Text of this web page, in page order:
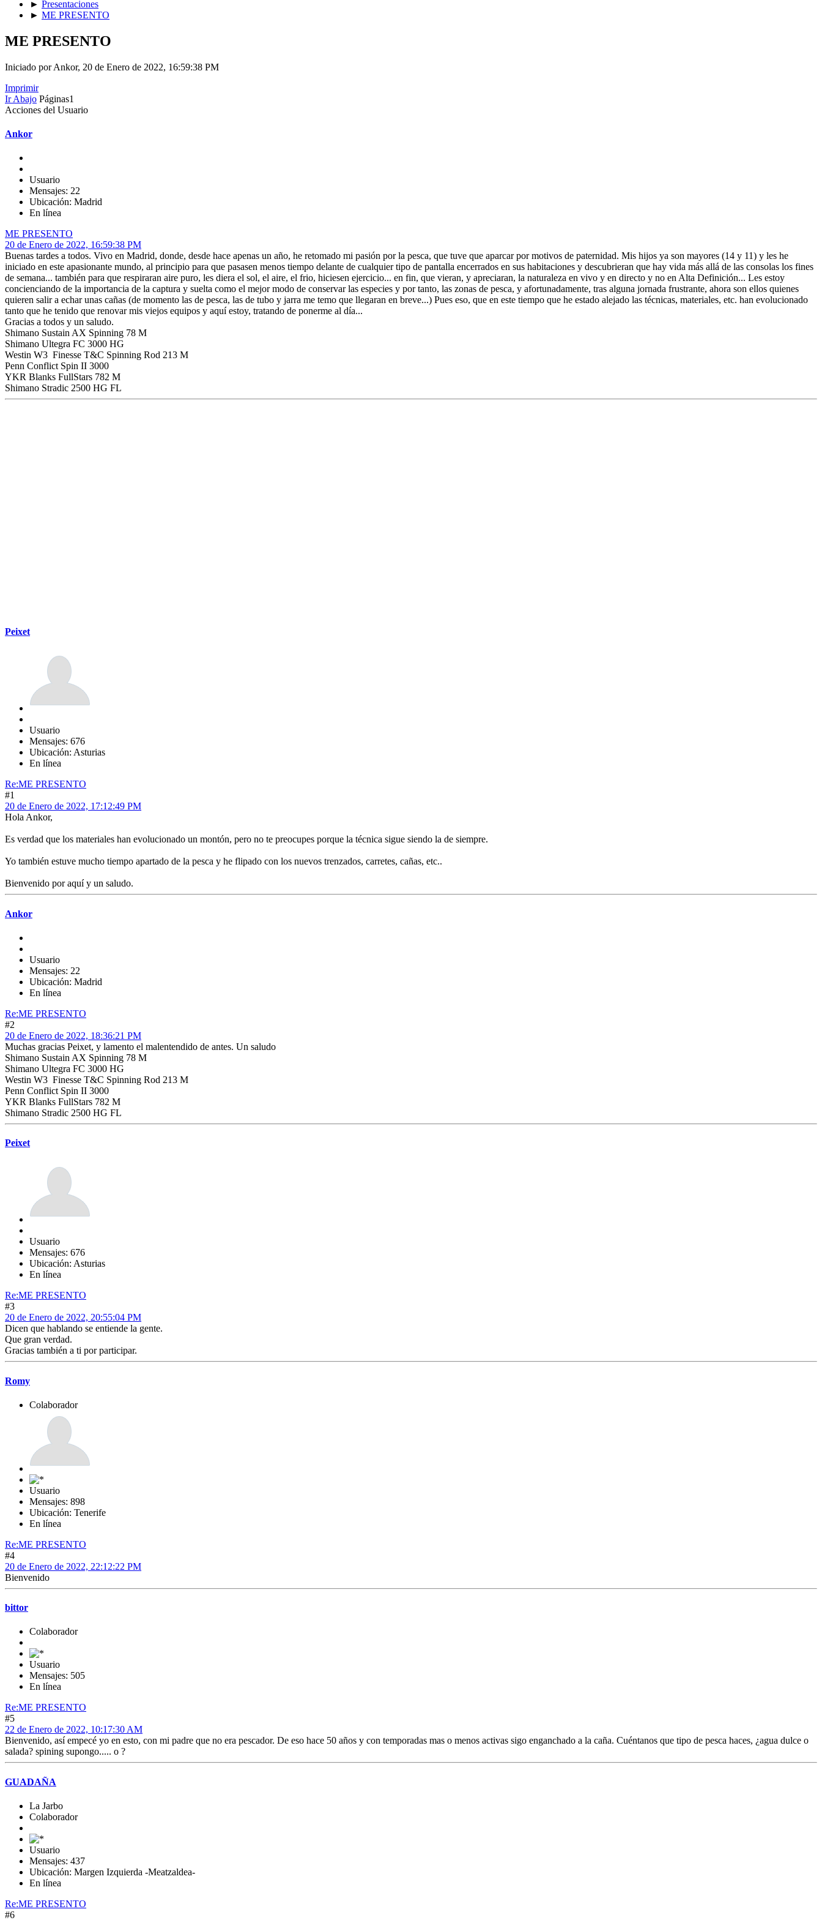
► Presentaciones
► ME PRESENTO
ME PRESENTO
Iniciado por Ankor, 20 de Enero de 2022, 16:59:38 PM
Imprimir
Ir Abajo Páginas1
Acciones del Usuario
Ankor
Usuario
Mensajes: 22
Ubicación: Madrid
En línea
ME PRESENTO
20 de Enero de 2022, 16:59:38 PM
Buenas tardes a todos. Vivo en Madrid, donde, desde hace apenas un año, he retomado mi pasión por la pesca, que tuve que aparcar por motivos de paternidad. Mis hijos ya son mayores (14 y 11) y les he
iniciado en este apasionante mundo, al principio para que pasasen menos tiempo delante de cualquier tipo de pantalla encerrados en sus habitaciones y descubrieran que hay vida más allá de las consolas los fines
de semana... también para que respiraran aire puro, les diera el sol, el aire, el frio, hiciesen ejercicio... en fin, que vieran, y apreciaran, la naturaleza en vivo y en directo y no en Alta Definición... Les estoy
concienciando de la importancia de la captura y suelta como el mejor modo de conservar las especies y por tanto, las zonas de pesca, y afortunadamente, tras alguna jornada frustrante, ahora son ellos quienes
quieren salir a echar unas cañas (de momento las de pesca, las de tubo y jarra me temo que llegaran en breve...) Pues eso, que en este tiempo que he estado alejado las técnicas, materiales, etc. han evolucionado
tanto que he tenido que renovar mis viejos equipos y aquí estoy, tratando de ponerme al día...
Gracias a todos y un saludo.
Shimano Sustain AX Spinning 78 M
Shimano Ultegra FC 3000 HG
Westin W3 Finesse T&C Spinning Rod 213 M
Penn Conflict Spin II 3000
YKR Blanks FullStars 782 M
Shimano Stradic 2500 HG FL
Peixet
Usuario
Mensajes: 676
Ubicación: Asturias
En línea
Re:ME PRESENTO
#1
20 de Enero de 2022, 17:12:49 PM
Hola Ankor,
Es verdad que los materiales han evolucionado un montón, pero no te preocupes porque la técnica sigue siendo la de siempre.
Yo también estuve mucho tiempo apartado de la pesca y he flipado con los nuevos trenzados, carretes, cañas, etc..
Bienvenido por aquí y un saludo.
Ankor
Usuario
Mensajes: 22
Ubicación: Madrid
En línea
Re:ME PRESENTO
#2
20 de Enero de 2022, 18:36:21 PM
Muchas gracias Peixet, y lamento el malentendido de antes. Un saludo
Shimano Sustain AX Spinning 78 M
Shimano Ultegra FC 3000 HG
Westin W3 Finesse T&C Spinning Rod 213 M
Penn Conflict Spin II 3000
YKR Blanks FullStars 782 M
Shimano Stradic 2500 HG FL
Peixet
Usuario
Mensajes: 676
Ubicación: Asturias
En línea
Re:ME PRESENTO
#3
20 de Enero de 2022, 20:55:04 PM
Dicen que hablando se entiende la gente.
Que gran verdad.
Gracias también a ti por participar.
Romy
Colaborador
Usuario
Mensajes: 898
Ubicación: Tenerife
En línea
Re:ME PRESENTO
#4
20 de Enero de 2022, 22:12:22 PM
Bienvenido
bittor
Colaborador
Usuario
Mensajes: 505
En línea
Re:ME PRESENTO
#5
22 de Enero de 2022, 10:17:30 AM
Bienvenido, así empecé yo en esto, con mi padre que no era pescador. De eso hace 50 años y con temporadas mas o menos activas sigo enganchado a la caña. Cuéntanos que tipo de pesca haces, ¿agua dulce o
salada? spining supongo..... o ?
GUADAÑA
La Jarbo
Colaborador
Usuario
Mensajes: 437
Ubicación: Margen Izquierda -Meatzaldea-
En línea
Re:ME PRESENTO
#6